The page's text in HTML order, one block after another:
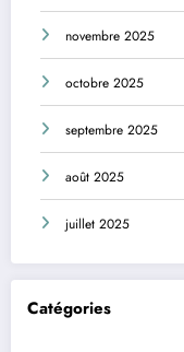
novembre 2025
octobre 2025
septembre 2025
août 2025
juillet 2025
Catégories